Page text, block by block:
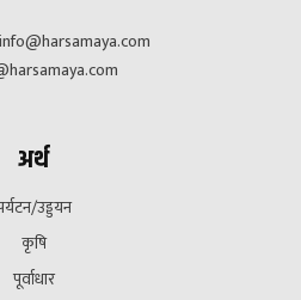
info@harsamaya.com
अर्थ
उड्डयन
कृषि
पूर्वाधार